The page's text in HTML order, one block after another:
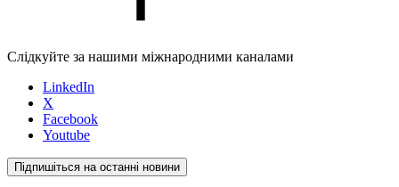
Слідкуйте за нашими міжнародними каналами
LinkedIn
X
Facebook
Youtube
Підпишіться на останні новини